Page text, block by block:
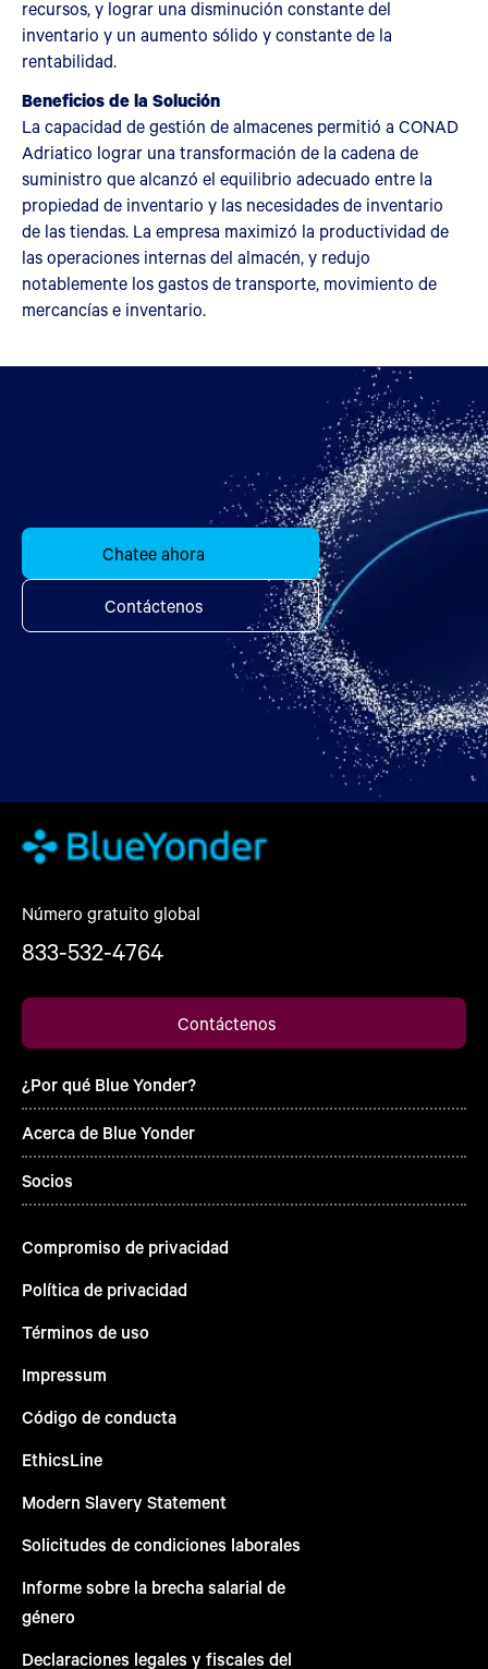
recursos, y lograr una disminución constante del
inventario y un aumento sólido y constante de la
rentabilidad.
Beneficios de la Solución
La capacidad de gestión de almacenes permitió a CONAD
Adriatico lograr una transformación de la cadena de
suministro que alcanzó el equilibrio adecuado entre la
propiedad de inventario y las necesidades de inventario
de las tiendas. La empresa maximizó la productividad de
las operaciones internas del almacén, y redujo
notablemente los gastos de transporte, movimiento de
mercancías e inventario.
Chatee ahora
Contáctenos
Número gratuito global
833-532-4764
Contáctenos
¿Por qué Blue Yonder?
Acerca de Blue Yonder
Socios
Compromiso de privacidad
Política de privacidad
Términos de uso
Impressum
Código de conducta
EthicsLine
Modern Slavery Statement
Solicitudes de condiciones laborales
Informe sobre la brecha salarial de
género
Declaraciones legales y fiscales del